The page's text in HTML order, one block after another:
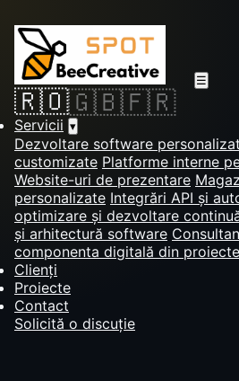
☰
🇷🇴🇬🇧🇫🇷
Servicii ▾
Dezvoltare software
customizate Platforme interne
Website-uri de prezentare
personalizate Integrări API și
optimizare și dezvoltare
și arhitectură software
componenta digitală din
Clienți
Proiecte
Contact
Solicită o discuție